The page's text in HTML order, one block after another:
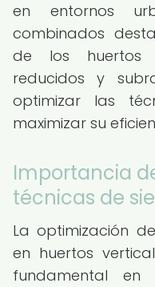
en entornos
combinados
de los huertos
reducidos y
optimizar las
maximizar su
Importancia
técnicas de
La optimización
en huertos
fundamental